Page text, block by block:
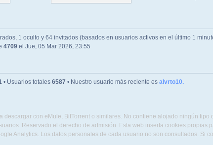
1 oculto y 64 invitados (basados en usuarios activos en el último 1
4709el Jue, 05 Mar 2026, 23:55
• Usuarios totales 6587 • Nuestro usuario más reciente es alvrto10.
descargar con eMule, BitTorrent o similares. No contiene alojado ningún
Reservado el derecho de admisión. Esta web inserta cookies propias
Analytics. Los datos personales de cada usuario no son consultados. Si